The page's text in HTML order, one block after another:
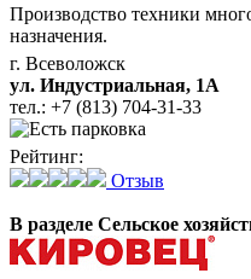
Производство техники
назначения.
г. Всеволожск
ул. Индустриальная, 1А
тел.: +7 (813) 704-31-33
Рейтинг:
Отзыв
В разделе Сельское